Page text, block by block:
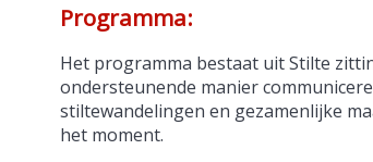
Programma:
Het programma bestaat uit Stilte
ondersteunende manier
stiltewandelingen en gezamenlijke
het moment.